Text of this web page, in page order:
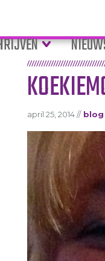
april 25, 2014 // blog